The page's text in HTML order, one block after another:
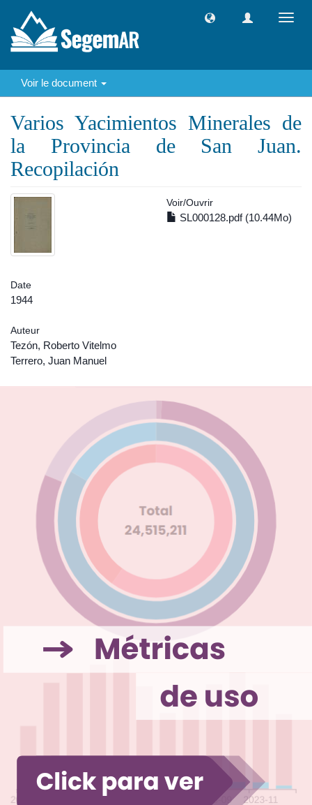
Voir le document
Varios Yacimientos Minerales de
la Provincia de San Juan.
Recopilación
Voir/Ouvrir
SL000128.pdf (10.44Mo)
Date
1944
Auteur
Tezón, Roberto Vitelmo
Terrero, Juan Manuel